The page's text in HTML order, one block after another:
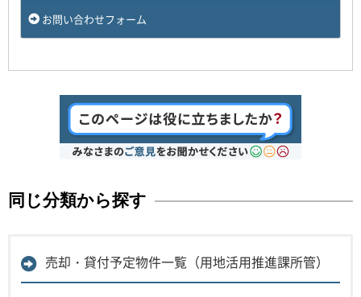
お問い合わせフォーム
同じ分類から探す
売却・貸付予定物件一覧（用地活用推進課所管）